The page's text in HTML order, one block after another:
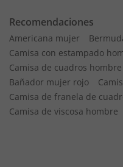
Recomendaciones
Americana mujer
Camisa con estampado
Camisa de cuadros hombre
Bañador mujer rojo
Camisa de franela de
Camisa de viscosa hombre